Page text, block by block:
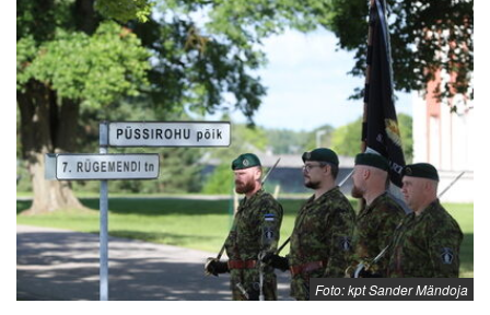
Foto: kpt Sander Mändoja